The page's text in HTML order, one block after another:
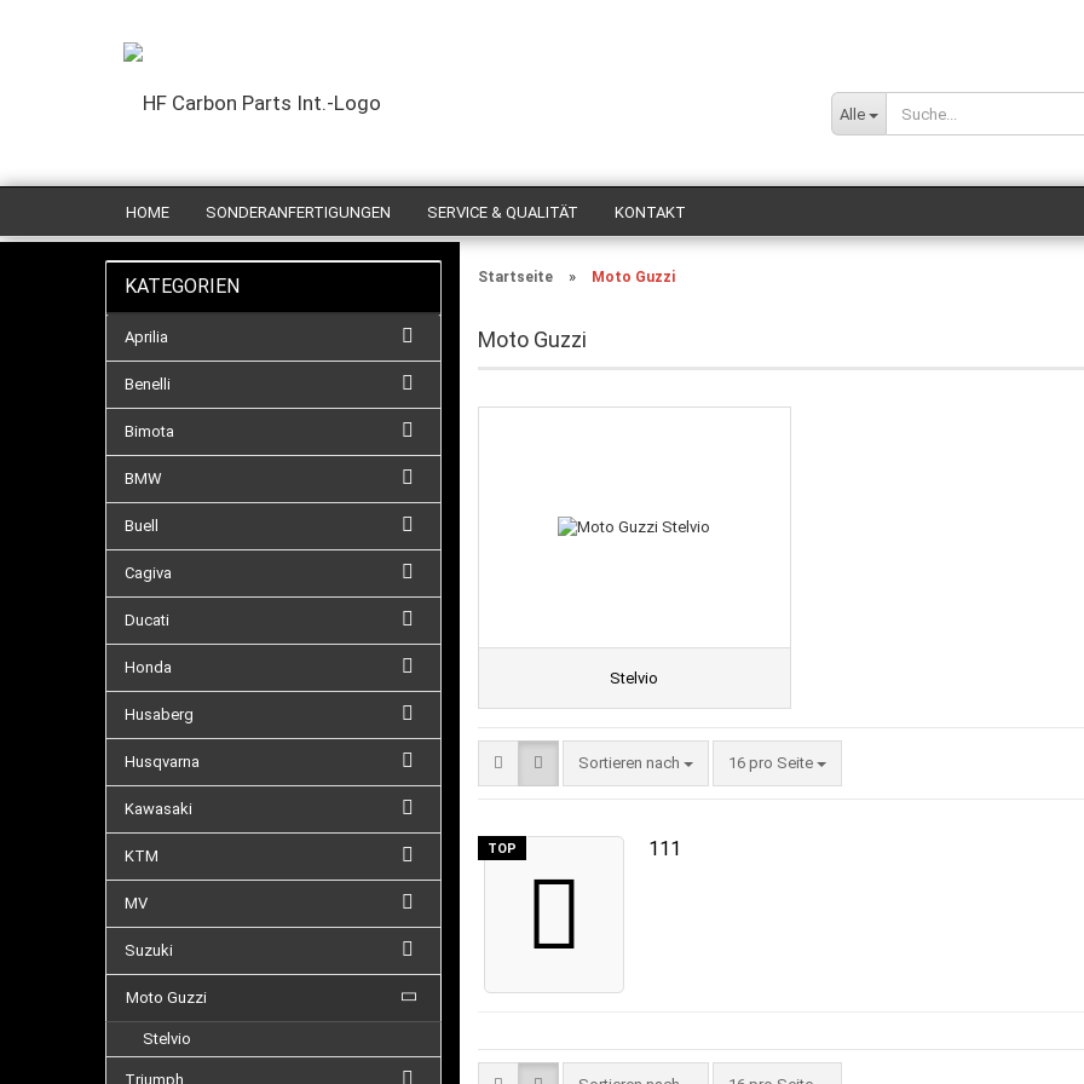
Alle
HOME SONDERANFERTIGUNGEN SERVICE & QUALITÄT KONTAKT
Startseite » Moto Guzzi
Moto Guzzi
Stelvio
Sortieren nach 16 pro Seite
TOP 111
KATEGORIEN
Aprilia
Benelli
Bimota
BMW
Buell
Cagiva
Ducati
Honda
Husaberg
Husqvarna
Kawasaki
KTM
MV
Suzuki
Moto Guzzi
Stelvio
Triumph